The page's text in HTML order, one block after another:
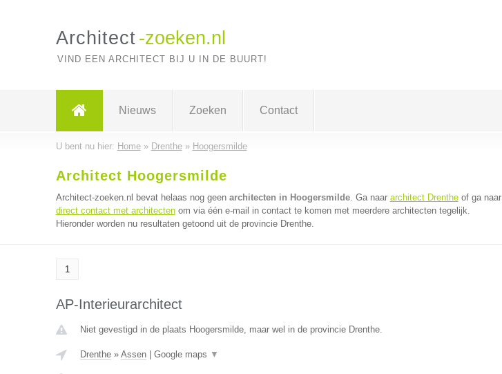
Architect -zoeken.nl
VIND EEN ARCHITECT BIJ U IN DE BUURT!
Nieuws Zoeken Contact
U bent nu hier: Home» Drenthe» Hoogersmilde
Architect Hoogersmilde
Architect-zoeken.nl bevat helaas nog geen architecten in Hoogersmilde. Ga naar architect Drentheof ga naar
direct contact met architectenom via één e-mail in contact te komen met meerdere architecten tegelijk.
Hieronder worden nu resultaten getoond uit de provincie Drenthe.
1
AP-Interieurarchitect
Niet gevestigd in de plaats Hoogersmilde, maar wel in de provincie Drenthe.
Drenthe» Assen| Google maps ▼